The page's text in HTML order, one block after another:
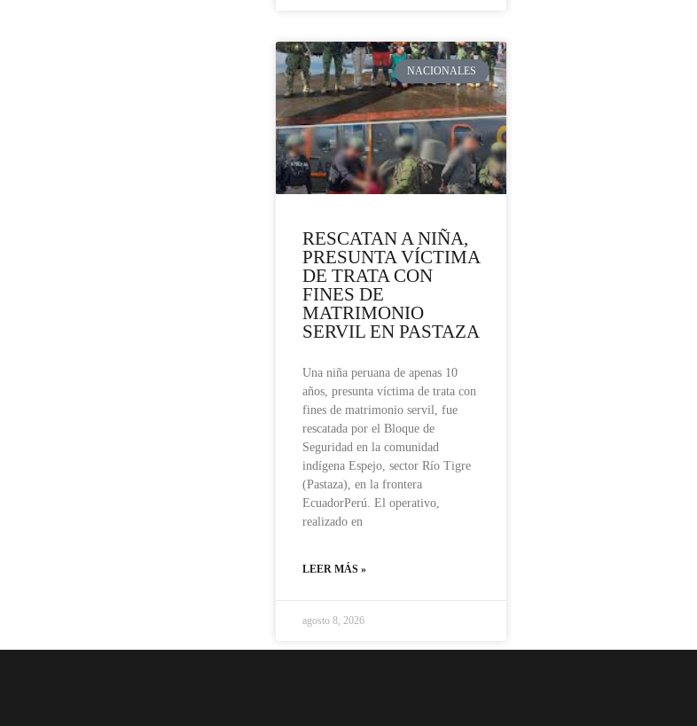
NACIONALES
RESCATAN A NIÑA,
PRESUNTA VÍCTIMA
DE TRATA CON
FINES DE
MATRIMONIO
SERVIL EN PASTAZA
Una niña peruana de apenas 10
años, presunta víctima de trata con
fines de matrimonio servil, fue
rescatada por el Bloque de
Seguridad en la comunidad
indígena Espejo, sector Río Tigre
(Pastaza), en la frontera
EcuadorPerú. El operativo,
realizado en
LEER MÁS »
agosto 8, 2026